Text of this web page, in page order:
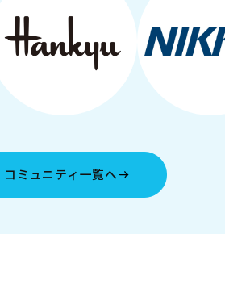
コミュニティ一覧へ